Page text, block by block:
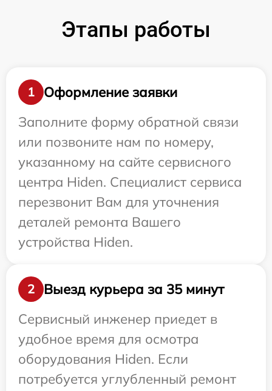
Этапы работы
1
Оформление заявки
Заполните форму обратной связи
или позвоните нам по номеру,
указанному на сайте сервисного
центра Hiden. Специалист сервиса
перезвонит Вам для уточнения
деталей ремонта Вашего
устройства Hiden.
2
Выезд курьера за 35 минут
Сервисный инженер приедет в
удобное время для осмотра
оборудования Hiden. Если
потребуется углубленный ремонт